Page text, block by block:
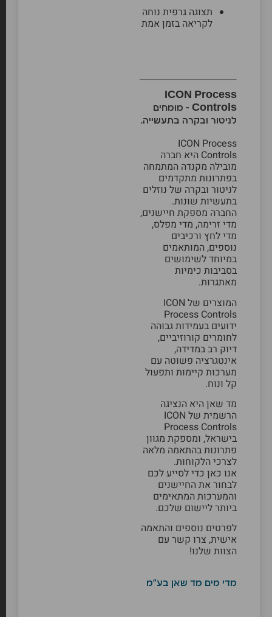
תצוגה גרפית נוחה
לקריאה בזמן אמת
ICON Process
Controls – מומחים
לניטור ובקרה בתעשייה.
ICON Process
Controls היא חברה
מובילה מקנדה המתמחה
בפתרונות מתקדמים
לניטור ובקרה של נוזלים
בתעשיות שונות.
החברה מספקת חיישנים,
מדי זרימה, מדי מפלס,
מדי לחץ ורכיבים
נוספים, המותאמים
במיוחד לשימושים
בסביבות כימיות
מאתגרות.
המוצרים של ICON
Process Controls
ידועים בעמידות גבוהה
לחומרים קורוזיביים,
דיוק רב במדידה,
אינטגרציה פשוטה עם
מערכות קיימות ותפעול
קל ונוח.
מד שאן היא הנציגה
הרשמית של ICON
Process Controls
בישראל, ומספקת מגוון
פתרונות בהתאמה מלאה
לצרכי הלקוחות.
אנו כאן כדי לסייע לכם
לבחור את החיישנים
והמערכות המתאימים
ביותר ליישום שלכם.
לפרטים נוספים והתאמה
אישית, צרו קשר עם
הצוות שלנו!
מדי מים מד שאן בע"מ